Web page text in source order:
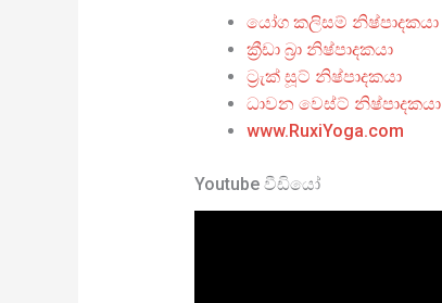
යෝග කලිසම් නිෂ්පාදකයා
ක්‍රීඩා බ්‍රා නිෂ්පාදකයා
ට්‍රැක් සූට් නිෂ්පාදකයා
ධාවන වෙස්ට් නිෂ්පාදකයා
www.RuxiYoga.com
Youtube වීඩියෝ